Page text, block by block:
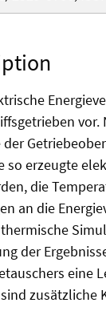
so erzeugte
die
an die
der
eine